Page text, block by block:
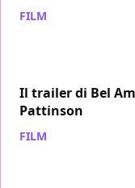
FILM
Il trailer di Bel
Pattinson
FILM